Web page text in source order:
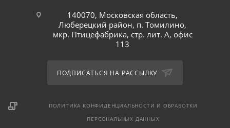
140070, Московская область,
Люберецкий район, п. Томилино,
мкр. Птицефабрика, стр. лит. А, офис
113
ПОДПИСАТЬСЯ НА РАССЫЛКУ
ПОЛИТИКА КОНФИДЕНЦИАЛЬНОСТИ И ОБРАБОТКИ
ПЕРСОНАЛЬНЫХ ДАННЫХ